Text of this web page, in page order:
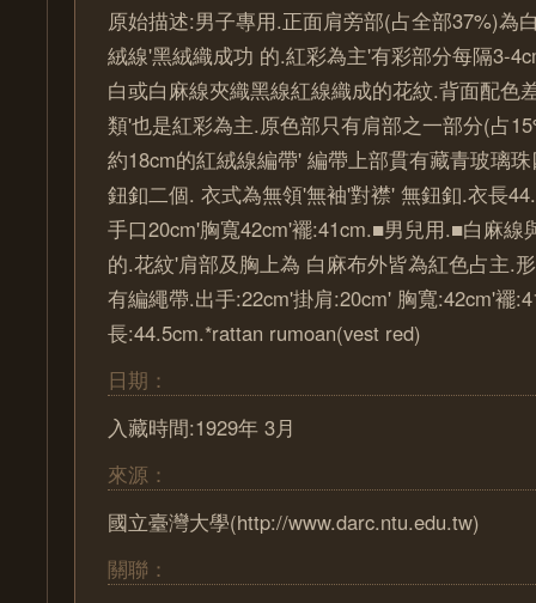
原始描述:男子專用.正面肩旁部(占全部37%)為
絨線'黑絨織成功 的.紅彩為主'有彩部分每隔3-
白或白麻線夾織黑線紅線織成的花紋.背面配色
類'也是紅彩為主.原色部只有肩部之一部分(占
約18cm的紅絨線編帶' 編帶上部貫有藏青玻璃
鈕釦二個. 衣式為無領'無袖'對襟' 無鈕釦.衣長
手口20cm'胸寬42cm'襬:41cm.■男兒用.■白麻線
的.花紋'肩部及胸上為 白麻布外皆為紅色占主.
有編繩帶.出手:22cm'掛肩:20cm' 胸寬:42cm'襬
長:44.5cm.*rattan rumoan(vest red)
日期：
入藏時間:1929年 3月
來源：
國立臺灣大學(http://www.darc.ntu.edu.tw)
關聯：